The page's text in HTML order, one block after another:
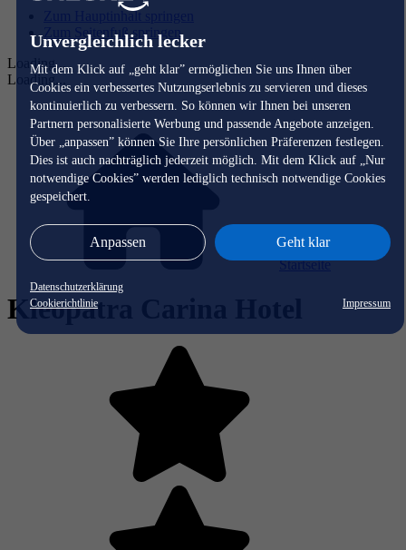
Unvergleichlich lecker
Mit dem Klick auf „geht klar” ermöglichen Sie uns Ihnen über
Cookies ein verbessertes Nutzungserlebnis zu servieren und dieses
kontinuierlich zu verbessern. So können wir Ihnen bei unseren
Partnern personalisierte Werbung und passende Angebote anzeigen.
Über „anpassen” können Sie Ihre persönlichen Präferenzen festlegen.
Dies ist auch nachträglich jederzeit möglich. Mit dem Klick auf „Nur
notwendige Cookies” werden lediglich technisch notwendige Cookies
gespeichert.
Anpassen Geht klar
Datenschutzerklärung
Cookierichtlinie
Impressum
Zum Hauptinhalt springen
Zum Seitenfuß springen
Loading...
Loading...
Startseite
Kleopatra Carina Hotel